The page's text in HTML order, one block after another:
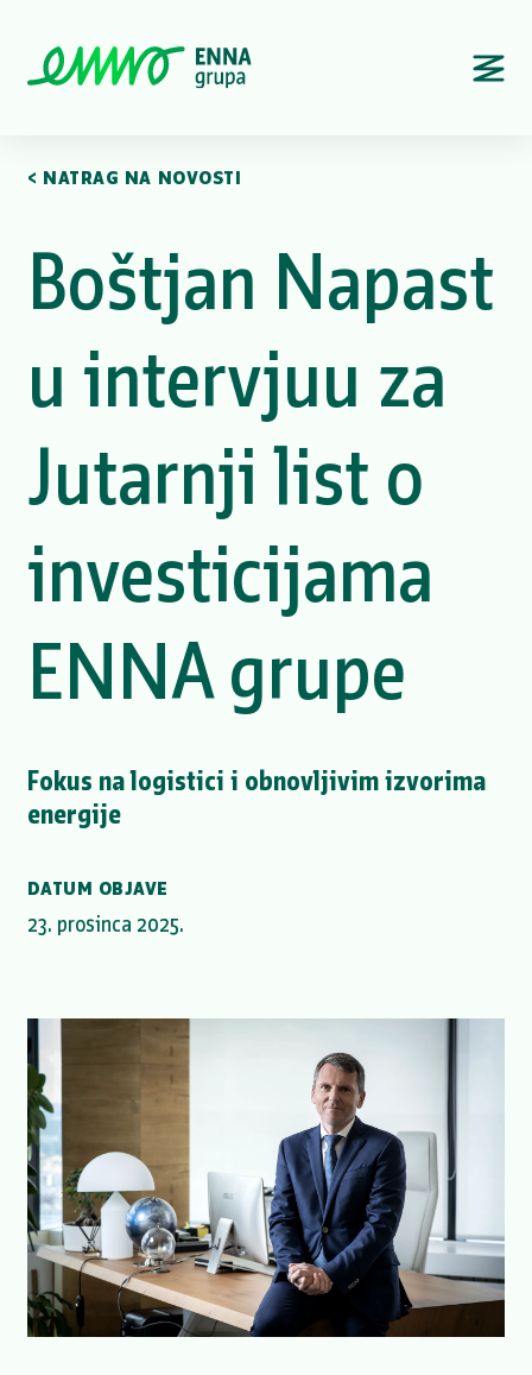
< NATRAG NA NOVOSTI
Boštjan Napast
u intervjuu za
Jutarnji list o
investicijama
ENNA grupe
Fokus na logistici i obnovljivim izvorima
energije
DATUM OBJAVE
23. prosinca 2025.